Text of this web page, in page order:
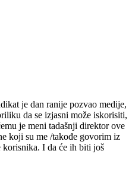
je dan ranije pozvao medije,
da se izjasni može iskorisiti,
je meni tadašnji direktor ove
koji su me /takođe govorim iz
korisnika. I da će ih biti još